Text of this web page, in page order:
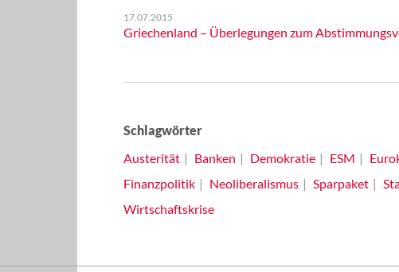
17.07.2015
Griechenland – Überlegungen zum
Schlagwörter
Austerität
Banken Demokratie ESM
Finanzpolitik
Neoliberalismus Sparpaket
Wirtschaftskrise